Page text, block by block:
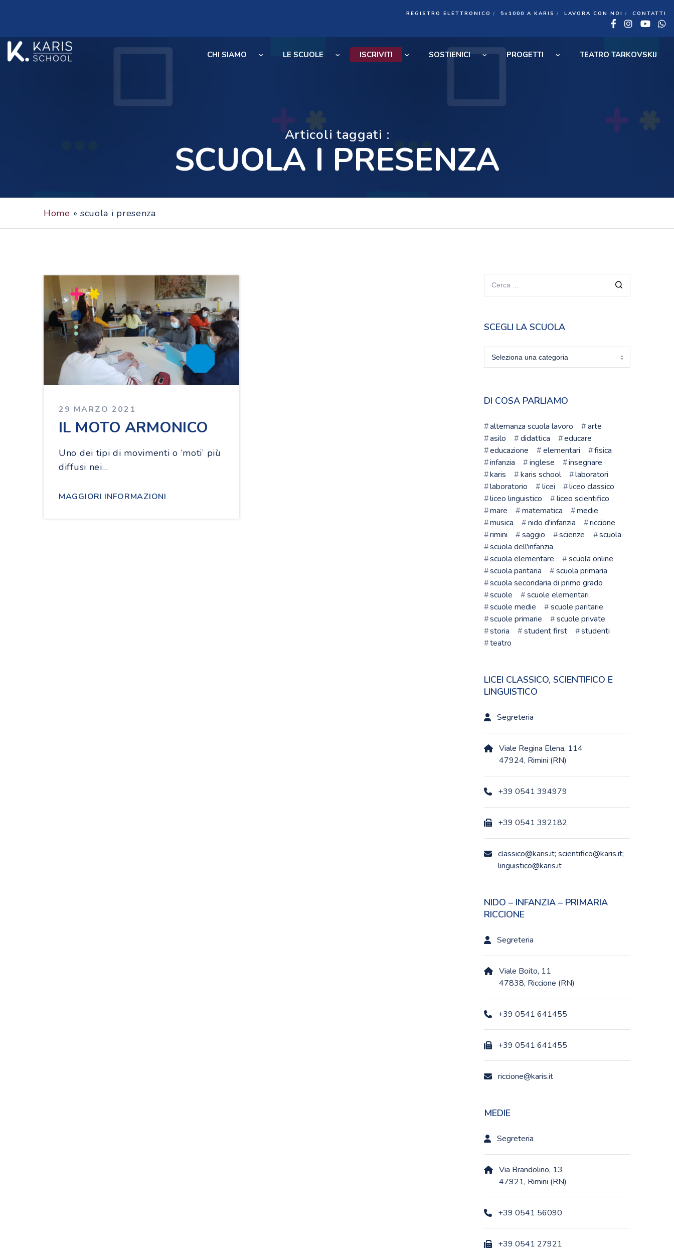
REGISTRO ELETTRONICO 5×1000 A KARIS LAVORA CON NOI CONTATTI
Facebook
CHI SIAMO LE SCUOLE ISCRIVITI SOSTIENICI PROGETTI TEATRO TARKOVSKIJ
Articoli taggati :
SCUOLA I PRESENZA
Home » scuola i presenza
29 MARZO 2021
IL MOTO ARMONICO
Uno dei tipi di movimenti o ‘moti’ più
diffusi nei…
MAGGIORI INFORMAZIONI
SCEGLI LA SCUOLA
Scegli
DI COSA PARLIAMO
alternanza scuola lavoro
arte
asilo
didattica
educare
educazione
elementari
fisica
infanzia
inglese
insegnare
karis
karis school
laboratori
laboratorio
licei
liceo classico
liceo linguistico
liceo scientifico
mare
matematica
medie
musica
nido d'infanzia
riccione
rimini
saggio scienze
scuola
scuola dell'infanzia
scuola elementare
scuola online
scuola paritaria
scuola primaria
scuola secondaria di primo grado
scuole
scuole elementari
scuole medie
scuole paritarie
scuole primarie
scuole private
storia
student first
studenti
teatro
LICEI CLASSICO, SCIENTIFICO E
LINGUISTICO
Segreteria
Viale Regina Elena, 114
47924, Rimini (RN)
+39 0541 394979
+39 0541 392182
classico@karis.it; scientifico@karis.it;
linguistico@karis.it
NIDO – INFANZIA – PRIMARIA
RICCIONE
Segreteria
Viale Boito, 11
47838, Riccione (RN)
+39 0541 641455
+39 0541 641455
riccione@karis.it
MEDIE
Segreteria
Via Brandolino, 13
47921, Rimini (RN)
+39 0541 56090
+39 0541 27921